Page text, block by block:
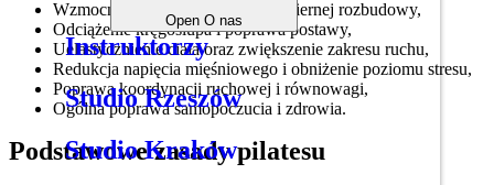
Open O nas
Instruktorzy
Studio Rzeszów
Studio Kraków
Wzmocnienie mięśni bez ich nadmiernej rozbudowy,
Odciążenie kręgosłupa i poprawa postawy,
Uelastycznienie ciała oraz zwiększenie zakresu ruchu,
Redukcja napięcia mięśniowego i obniżenie poziomu stresu,
Poprawa koordynacji ruchowej i równowagi,
Ogólna poprawa samopoczucia i zdrowia.
Podstawowe zasady pilatesu